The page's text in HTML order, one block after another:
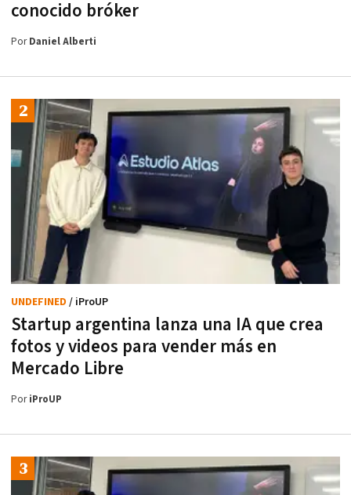
conocido bróker
PorDaniel Alberti
Startup argentina lanza una IA que crea
fotos y videos para vender más en
Mercado Libre
UNDEFINED / iProUP
PoriProUP